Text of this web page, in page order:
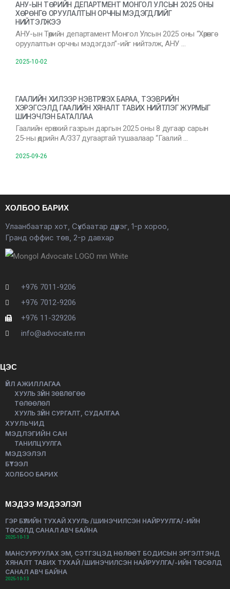
АНУ-ЫН ТӨРИЙН ДЕПАРТМЕНТ МОНГОЛ УЛСЫН 2025 ОНЫ
ХӨРӨНГӨ ОРУУЛАЛТЫН ОРЧНЫ МЭДЭГДЛИЙГ
НИЙТЭЛЖЭЭ
АНУ-ын Төрийн департамент Монгол Улсын 2025 оны “Хөрөнгө
оруулалтын орчны мэдэгдэл”-ийг нийтэлж, АНУ …
2025-10-02
ГААЛИЙН ХИЛЭЭР НЭВТРҮҮЛЭХ БАРАА, ТЭЭВРИЙН
ХЭРЭГСЭЛД ГААЛИЙН ХЯНАЛТ ТАВИХ НИЙТЛЭГ ЖУРМЫГ
ШИНЭЧЛЭН БАТАЛЛАА
Гаалийн ерөнхий газрын даргын 2025 оны 8 дугаар сарын
25-ны өдрийн А/337 дугаартай тушаалаар “Гаалий …
2025-09-26
ХОЛБОО БАРИХ
Улаанбаатар хот, Сүхбаатар дүүрэг, 1-р хороо,
Гранд оффис төв, 2-р давхар
+976 7011-9206
+976 7012-9206
+976 11-329206
info@advocate.mn
ЦЭС
ҮЙЛ АЖИЛЛАГАА
ХУУЛЬ ЗҮЙН ЗӨВЛӨГӨӨ
ТӨЛӨӨЛӨЛ
ХУУЛЬ ЗҮЙН СУРГАЛТ, СУДАЛГАА
ХУУЛЬЧИД
МЭДЛЭГИЙН САН
ТАНИЛЦУУЛГА
МЭДЭЭЛЭЛ
БҮТЭЭЛ
ХОЛБОО БАРИХ
МЭДЭЭ МЭДЭЭЛЭЛ
ГЭР БҮЛИЙН ТУХАЙ ХУУЛЬ /ШИНЭЧИЛСЭН НАЙРУУЛГА/-ИЙН
ТӨСӨЛД САНАЛ АВЧ БАЙНА
2025-10-13
МАНСУУРУУЛАХ ЭМ, СЭТГЭЦЭД НӨЛӨӨТ БОДИСЫН ЭРГЭЛТЭНД
ХЯНАЛТ ТАВИХ ТУХАЙ /ШИНЭЧИЛСЭН НАЙРУУЛГА/-ИЙН ТӨСӨЛД
САНАЛ АВЧ БАЙНА
2025-10-13